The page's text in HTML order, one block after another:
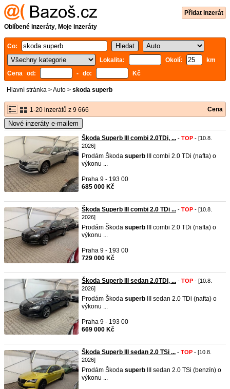
Přidat inzerát
Oblíbené inzeráty, Moje inzeráty
Co:
Lokalita:
Okolí:
km
Cena od:
- do: Kč
Hlavní stránka >Auto > skoda superb
1-20 inzerátů z 9 666 Cena
Nové inzeráty e-mailem
Škoda Superb III combi 2.0TDi, ... - TOP - [10.8.
2026]
Prodám Škoda superb III combi 2.0 TDi (nafta) o
výkonu ...
Praha 9 - 193 00
685 000 Kč
Škoda Superb III combi 2.0 TDi ... - TOP - [10.8.
2026]
Prodám Škoda superb III combi 2.0 TDi (nafta) o
výkonu ...
Praha 9 - 193 00
729 000 Kč
Škoda Superb III sedan 2.0TDi, ... - TOP - [10.8.
2026]
Prodám Škoda superb III sedan 2.0 TDi (nafta) o
výkonu ...
Praha 9 - 193 00
669 000 Kč
Škoda Superb III sedan 2.0 TSi ... - TOP - [10.8.
2026]
Prodám Škoda superb III sedan 2.0 TSi (benzín) o
výkonu ...